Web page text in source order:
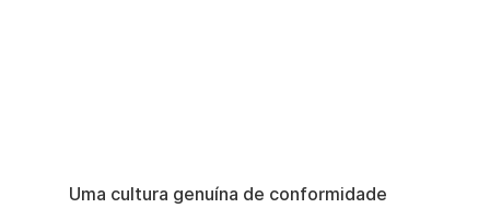
Uma cultura genuína de conformidade